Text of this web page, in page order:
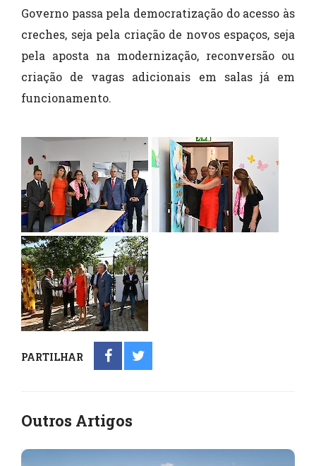
Governo passa pela democratização do acesso às
creches, seja pela criação de novos espaços, seja
pela aposta na modernização, reconversão ou
criação de vagas adicionais em salas já em
funcionamento.
PARTILHAR
Outros Artigos